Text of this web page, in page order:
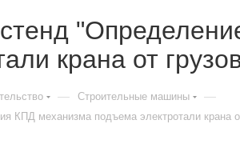
крана от
— Строительные машины —
КПД механизма подъема электротали крана